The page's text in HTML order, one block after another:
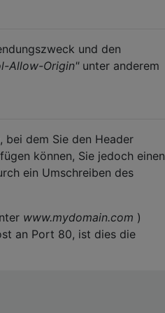
und den
Allow-Origin"unter anderem
bei dem Sie den Header
können, Sie jedoch einen
ein Umschreiben des
www.mydomain.com )
an Port 80, ist dies die